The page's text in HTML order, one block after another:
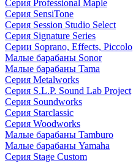
Серия Professional Maple
Серия SensiTone
Серия Session Studio Select
Серия Signature Series
Серии Soprano, Effects, Piccolo
Малые барабаны Sonor
Малые барабаны Tama
Серия Metalworks
Серия S.L.P. Sound Lab Project
Серия Soundworks
Серия Starclassic
Серия Woodworks
Малые барабаны Tamburo
Малые барабаны Yamaha
Серия Stage Custom